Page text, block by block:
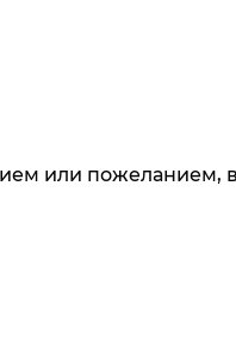
о новинках и
согласия
или пожеланием,